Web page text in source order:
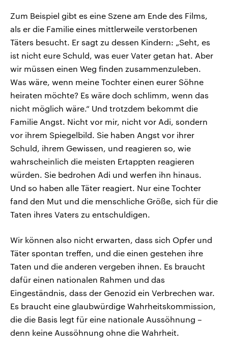
Zum Beispiel gibt es eine Szene am Ende des Films,
als er die Familie eines mittlerweile verstorbenen
Täters besucht. Er sagt zu dessen Kindern: „Seht, es
ist nicht eure Schuld, was euer Vater getan hat. Aber
wir müssen einen Weg finden zusammenzuleben.
Was wäre, wenn meine Tochter einen eurer Söhne
heiraten möchte? Es wäre doch schlimm, wenn das
nicht möglich wäre.“ Und trotzdem bekommt die
Familie Angst. Nicht vor mir, nicht vor Adi, sondern
vor ihrem Spiegelbild. Sie haben Angst vor ihrer
Schuld, ihrem Gewissen, und reagieren so, wie
wahrscheinlich die meisten Ertappten reagieren
würden. Sie bedrohen Adi und werfen ihn hinaus.
Und so haben alle Täter reagiert. Nur eine Tochter
fand den Mut und die menschliche Größe, sich für die
Taten ihres Vaters zu entschuldigen.
Wir können also nicht erwarten, dass sich Opfer und
Täter spontan treffen, und die einen gestehen ihre
Taten und die anderen vergeben ihnen. Es braucht
dafür einen nationalen Rahmen und das
Eingeständnis, dass der Genozid ein Verbrechen war.
Es braucht eine glaubwürdige Wahrheitskommission,
die die Basis legt für eine nationale Aussöhnung –
denn keine Aussöhnung ohne die Wahrheit.